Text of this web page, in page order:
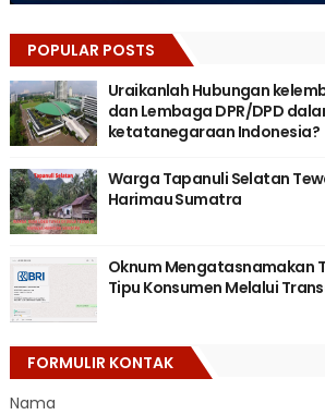
POPULAR POSTS
Uraikanlah Hubungan
dan Lembaga DPR/DPD
ketatanegaraan Indonesia?
Warga Tapanuli Selatan
Harimau Sumatra
Oknum Mengatasnamakan
Tipu Konsumen Melalui
FORMULIR KONTAK
Nama